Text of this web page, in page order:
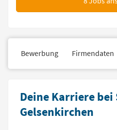
Bewerbung Firmendaten
Deine Karriere bei
Gelsenkirchen